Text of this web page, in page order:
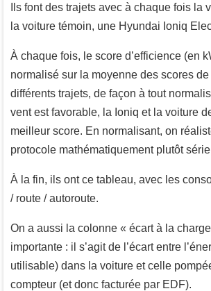
Ils font des trajets avec à chaque fois la
la voiture témoin, une Hyundai Ioniq
À chaque fois, le score d’efficience (en
normalisé sur la moyenne des scores
différents trajets, de façon à tout
vent est favorable, la Ioniq et la voiture
meilleur score. En normalisant, on
protocole mathématiquement plutôt
À la fin, ils ont ce tableau, avec les
/ route / autoroute.
On a aussi la colonne « écart à la
importante : il s’agit de l’écart entre
utilisable) dans la voiture et celle
compteur (et donc facturée par EDF).